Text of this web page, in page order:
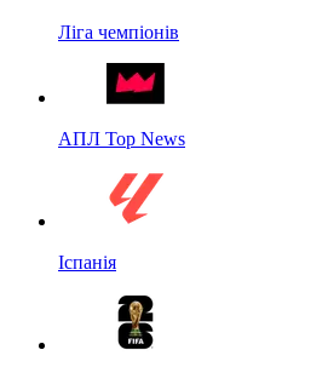
Ліга чемпіонів
АПЛ Top News
Іспанія